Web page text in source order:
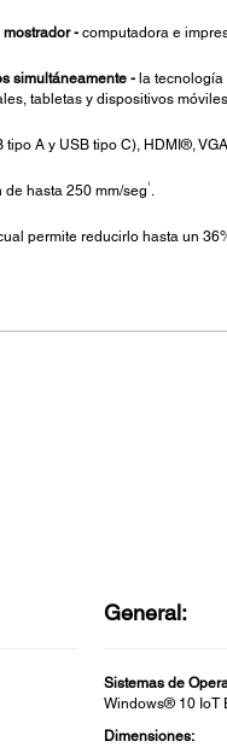
-computadora e
simultáneamente -la tecnología
tabletas y dispositivos
A y USB tipo C), HDMI®,
hasta 250 mm/seg1 .
permite reducirlo hasta un
General:
Sistemas de
Windows® 10 IoT
Dimensiones: